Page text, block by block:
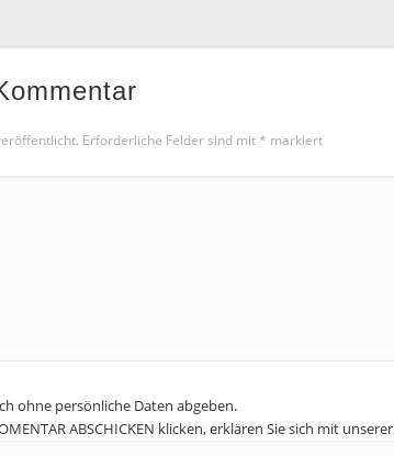
Erforderliche Felder sind mit * markiert
ohne persönliche Daten abgeben.
ABSCHICKEN klicken, erklären Sie sich mit unserer